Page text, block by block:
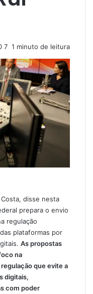
7 1 minuto de leitura
disse nesta
prepara o envio
regulação
plataformas por
As propostas
na
que evite a
digitais,
com poder